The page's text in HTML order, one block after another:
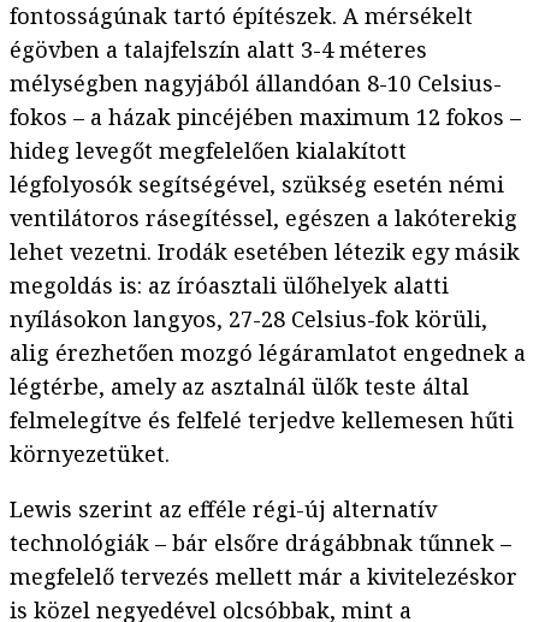
fontosságúnak tartó építészek. A mérsékelt
égövben a talajfelszín alatt 3-4 méteres
mélységben nagyjából állandóan 8-10 Celsius-
fokos – a házak pincéjében maximum 12 fokos –
hideg levegőt megfelelően kialakított
légfolyosók segítségével, szükség esetén némi
ventilátoros rásegítéssel, egészen a lakóterekig
lehet vezetni. Irodák esetében létezik egy másik
megoldás is: az íróasztali ülőhelyek alatti
nyílásokon langyos, 27-28 Celsius-fok körüli,
alig érezhetően mozgó légáramlatot engednek a
légtérbe, amely az asztalnál ülők teste által
felmelegítve és felfelé terjedve kellemesen hűti
környezetüket.
Lewis szerint az efféle régi-új alternatív
technológiák – bár elsőre drágábbnak tűnnek –
megfelelő tervezés mellett már a kivitelezéskor
is közel negyedével olcsóbbak, mint a